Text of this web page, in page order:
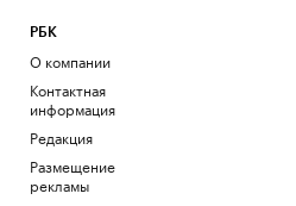
РБК
О компании
Контактная
информация
Редакция
Размещение
рекламы